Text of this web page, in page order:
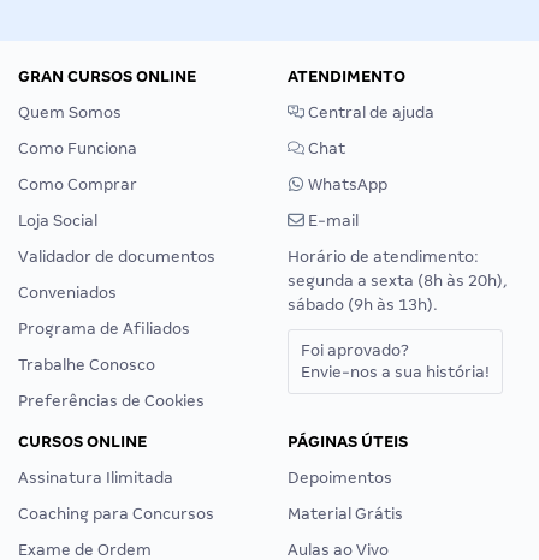
GRAN CURSOS ONLINE
Quem Somos
Como Funciona
Como Comprar
Loja Social
Validador de documentos
Conveniados
Programa de Afiliados
Trabalhe Conosco
Preferências de Cookies
ATENDIMENTO
Central de ajuda
Chat
WhatsApp
E-mail
Horário de atendimento:
segunda a sexta (8h às 20h),
sábado (9h às 13h).
Foi aprovado?
Envie-nos a sua história!
CURSOS ONLINE
Assinatura Ilimitada
Coaching para Concursos
Exame de Ordem
PÁGINAS ÚTEIS
Depoimentos
Material Grátis
Aulas ao Vivo